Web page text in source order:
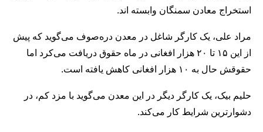
استخراج معادن سمنگان وابسته اند.
مراد علی، یک کارگر شاغل در معدن دره‌صوف می‌گوید که پیش
از این ۱۵ تا ۲۰ هزار افغانی در ماه حقوق دریافت می‌کرد اما
حقوقش حال به ۱۰ هزار افغانی کاهش یافته است.
حلیم‌ بیک، یک کارگر دیگر در این معدن می‌گوید با مزد کم، در
دشوارترین شرایط کار می‌کند.